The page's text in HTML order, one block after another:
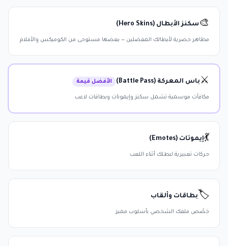
🎨 سكنز الأبطال (Hero Skins)
مظاهر حصرية لأبطالك المفضلين — بعضها مستوحى من الكوميكس والأفلام
⚔️ باس المعركة (Battle Pass) الأفضل قيمة
مكافآت موسمية تشمل سكنز وإيموتات وبطاقات لاعب
💃إيموتات (Emotes)
حركات تعبيرية لبطلك أثناء اللعب
🏷️ بطاقات وألقاب
خصّص ملفك الشخصي بأسلوب مميز